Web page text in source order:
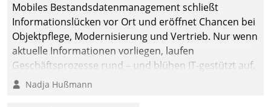
Mobiles Bestandsdatenmanagement schließt
Informationslücken vor Ort und eröffnet Chancen bei
Objektpflege, Modernisierung und Vertrieb. Nur wenn
aktuelle Informationen vorliegen, laufen
Geschäftsprozesse rund – und blühen IT-gestützt auf.
Nadja Hußmann